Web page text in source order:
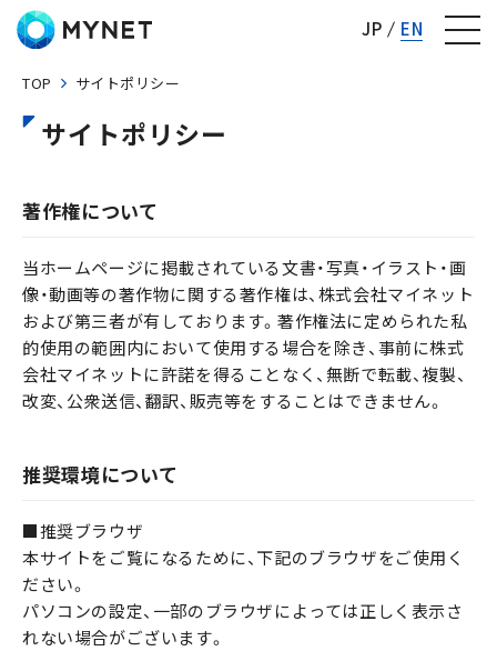
JP EN
TOP サイトポリシー
サイトポリシー
著作権について
当ホームページに掲載されている文書・写真・イラスト・画
像・動画等の著作物に関する著作権は、株式会社マイネット
および第三者が有しております。著作権法に定められた私
的使用の範囲内において使用する場合を除き、事前に株式
会社マイネットに許諾を得ることなく、無断で転載、複製、
改変、公衆送信、翻訳、販売等をすることはできません。
推奨環境について
■推奨ブラウザ
本サイトをご覧になるために、下記のブラウザをご使用く
ださい。
パソコンの設定、一部のブラウザによっては正しく表示さ
れない場合がございます。